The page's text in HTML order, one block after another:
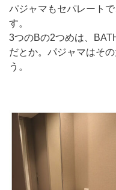
パジャマもセパレート
す。
3つのBの2つめは、
だとか。パジャマはそ
う。